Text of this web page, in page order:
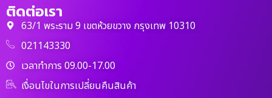
ติดต่อเรา
63/1 พระราม 9 เขตห้วยขวาง กรุงเทพ 10310
021143330
เวลาทำการ 09.00-17.00
เงื่อนไขในการเปลี่ยนคืนสินค้า